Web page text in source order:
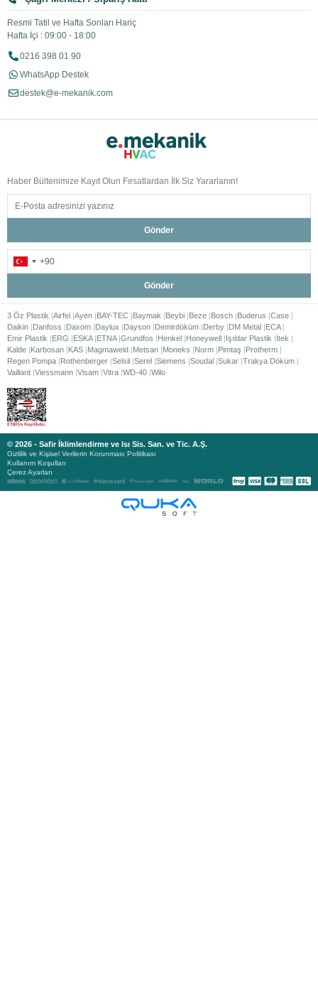
Resmi Tatil ve Hafta Sonları Hariç
Hafta İçi : 09:00 - 18:00
0216 398 01 90
WhatsApp Destek
destek@e-mekanik.com
Haber Bültenimize Kayıt Olun Fırsatlardan İlk Siz Yararlanın!
Gönder
Gönder
3 Öz Plastik Airfel Ayen BAY-TEC Baymak Beybi Beze Bosch Buderus Case
Daikin Danfoss Daxom Daylux Dayson Demirdöküm Derby DM Metal ECA
Emir Plastik
ERG ESKA ETNA Grundfos Henkel Honeywell Işıldar Plastik
İtek
Kalde Karbosan KAS Magmaweld Metsan Moneks Norm Pimtaş
Protherm
Regen Pompa Rothenberger Selsil Serel Siemens Soudal Sukar Trakya Döküm
Vaillant Viessmann Visam Vitra WD-40 Wilo
© 2026 - Safir İklimlendirme ve Isı Sis. San. ve Tic. A.Ş.
Gizlilik ve Kişisel Verilerin Korunması Politikası
Kullanım Koşulları
Çerez Ayarları